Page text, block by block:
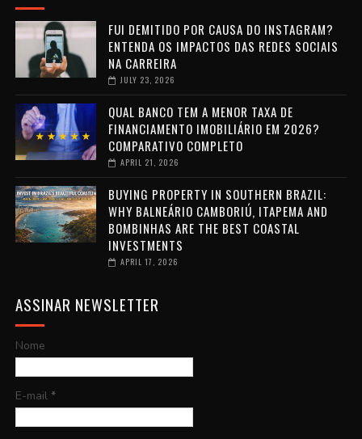
FUI DEMITIDO POR CAUSA DO INSTAGRAM?
ENTENDA OS IMPACTOS DAS REDES SOCIAIS
NA CARREIRA
JULY 23, 2026
QUAL BANCO TEM A MENOR TAXA DE
FINANCIAMENTO IMOBILIÁRIO EM 2026?
COMPARATIVO COMPLETO
APRIL 21, 2026
BUYING PROPERTY IN SOUTHERN BRAZIL:
WHY BALNEÁRIO CAMBORIÚ, ITAPEMA AND
BOMBINHAS ARE THE BEST COASTAL
INVESTMENTS
APRIL 17, 2026
ASSINAR NEWSLETTER
Nome
E-mail *